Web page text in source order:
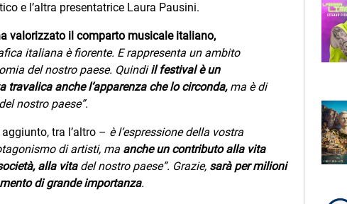
e l’altra presentatrice Laura Pausini.
valorizzato il comparto musicale italiano,
italiana è fiorente. E rappresenta un ambito
del nostro paese. Quindiil festival è un
anche l’apparenza che lo circonda, ma è di
nostro paese”.
tra l’altro – è l’espressione della vostra
di artisti, ma anche un contributo alla vita
alla vita del nostro paese”. Grazie, sarà per milioni
di grande importanza.
STEFANO PITASI
LABBRA LIME
FABIO ROVAZZI, ARISA,
NINO D'ANGELO
LA COSTIERA AMALFITANA